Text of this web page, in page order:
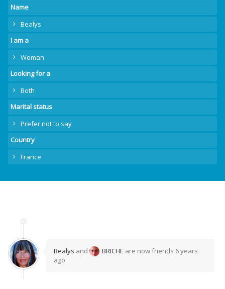
Name
Bealys
I am a
Woman
Looking for a
Both
Marital status
Prefer not to say
Country
France
Bealys and BRICHE are now friends 6 years
ago